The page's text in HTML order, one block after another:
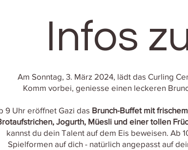
Infos
Am Sonntag, 3. März 2024, lädt das Curling
Komm vorbei, geniesse einen leckeren
9 Uhr eröffnet Gazi das Brunch-Buffet mit
Jogurth, Müesli und einer tollen
kannst du dein Talent auf dem Eis beweisen. Ab
Spielformen auf dich - natürlich angepasst auf